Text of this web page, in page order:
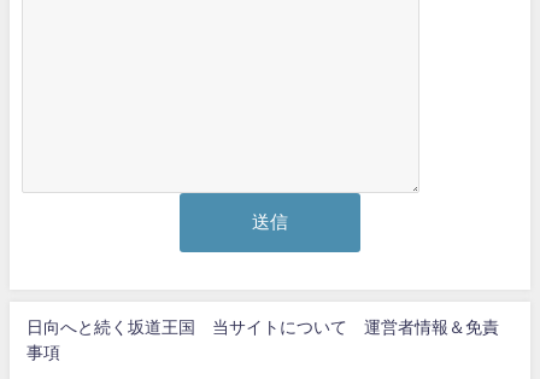
日向へと続く坂道王国 当サイトについて 運営者情報＆免責
事項